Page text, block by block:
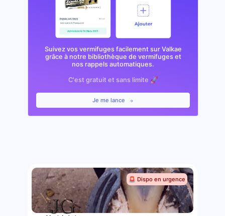
Suivez vos vermifuges facilement sur Valkae
grâce à notre bibliothèque de vermifuges et
nos rappels automatiques.
C'est gratuit et sans limite 🚀
Je me lance
🚨 Dispo en urgence